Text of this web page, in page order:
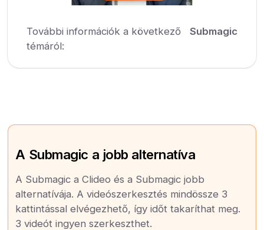
További információk a következő
témáról:
Submagic
A Submagic a jobb alternatíva
A Submagic a Clideo és a Submagic jobb
alternatívája. A videószerkesztés mindössze 3
kattintással elvégezhető, így időt takaríthat meg.
3 videót ingyen szerkeszthet.